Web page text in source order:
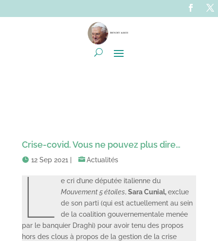
Crise-covid. Vous ne pouvez plus dire…
12 Sep 2021 Actualités
L
e cri d’une députée italienne du
Mouvement 5 étoiles, Sara Cunial,exclue
de son parti (qui est actuellement au sein
de la coalition gouvernementale menée
par le banquier Draghi) pour avoir tenu des propos
hors des clous à propos de la gestion de la crise